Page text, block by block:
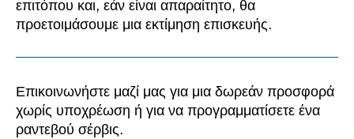
επιτόπου και, εάν είναι απαραίτητο, θα
προετοιμάσουμε μια εκτίμηση επισκευής.
Επικοινωνήστε μαζί μας για μια δωρεάν προσφορά
χωρίς υποχρέωση ή για να προγραμματίσετε ένα
ραντεβού σέρβις.